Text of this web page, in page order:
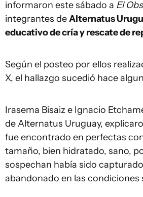
informaron este sábado a El
integrantes deAlternatus
educativo de cría y rescate de
Según el posteo por ellos
X, el hallazgo sucedió hace
Irasema Bisaiz e Ignacio
de Alternatus Uruguay,
fue encontrado en perfectas
tamaño, bien hidratado, sano,
sospechan había sido
abandonado en las condiciones